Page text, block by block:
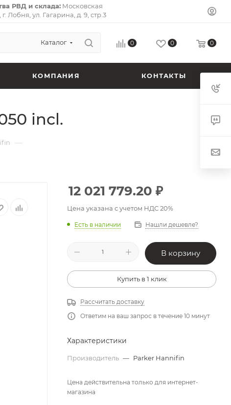
РВД и склада: Московская
Лобня, ул. Гагарина, д. 9, стр.3
Каталог 0 0 0
КОМПАНИЯ КОНТАКТЫ
incl.
—
12 021 779.20 ₽
Цена указана с учетом НДС 20%
Есть в наличии Нашли дешевле?
В корзину
Купить в 1 клик
Рассчитать доставку
Ответим на ваш запрос в течение 10 минут
Характеристики
Производитель — Parker Hannifin
Цена действительна только для интернет-
магазина